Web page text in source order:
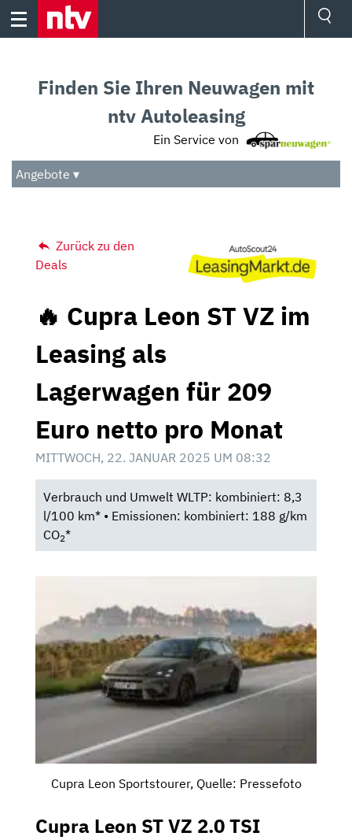
Skip
Audio
Das Beste
Finden Sie Ihren Neuwagen mit
ntv Autoleasing
Ein Service von
Angebote ▾
Zurück zu den
Deals
🔥 Cupra Leon ST VZ im
Leasing als
Lagerwagen für 209
Euro netto pro Monat
MITTWOCH, 22. JANUAR 2025 UM 08:32
Verbrauch und Umwelt WLTP: kombiniert: 8,3
l/100 km* • Emissionen: kombiniert: 188 g/km
CO2*
Cupra Leon Sportstourer, Quelle: Pressefoto
Cupra Leon ST VZ 2.0 TSI